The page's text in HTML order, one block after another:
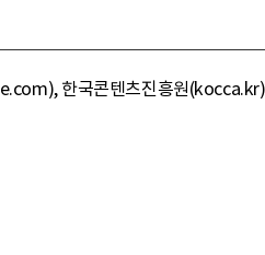
한국콘텐츠진흥원